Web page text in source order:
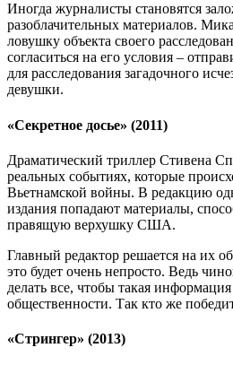
Иногда журналисты становятся
разоблачительных материалов.
ловушку объекта своего
согласиться на его условия –
для расследования загадочного
девушки.
«Секретное досье» (2011)
Драматический триллер Стивена
реальных событиях, которые
Вьетнамской войны. В редакцию
издания попадают материалы,
правящую верхушку США.
Главный редактор решается на их
это будет очень непросто. Ведь
делать все, чтобы такая
общественности. Так кто же
«Стрингер» (2013)